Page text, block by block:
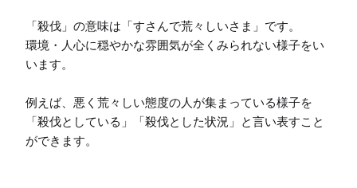
「殺伐」の意味は「すさんで荒々しいさま」です。
環境・人心に穏やかな雰囲気が全くみられない様子をい
います。
例えば、悪く荒々しい態度の人が集まっている様子を
「殺伐としている」「殺伐とした状況」と言い表すこと
ができます。